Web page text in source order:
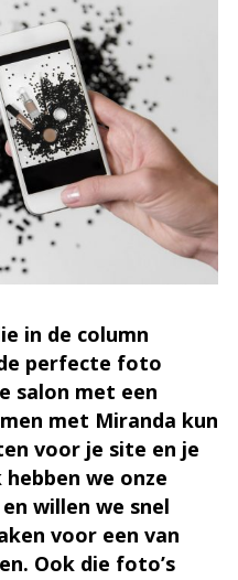
in de column
perfecte foto
salon met een
met Miranda kun
voor je site en je
we onze
willen we snel
voor een van
Ook die foto’s